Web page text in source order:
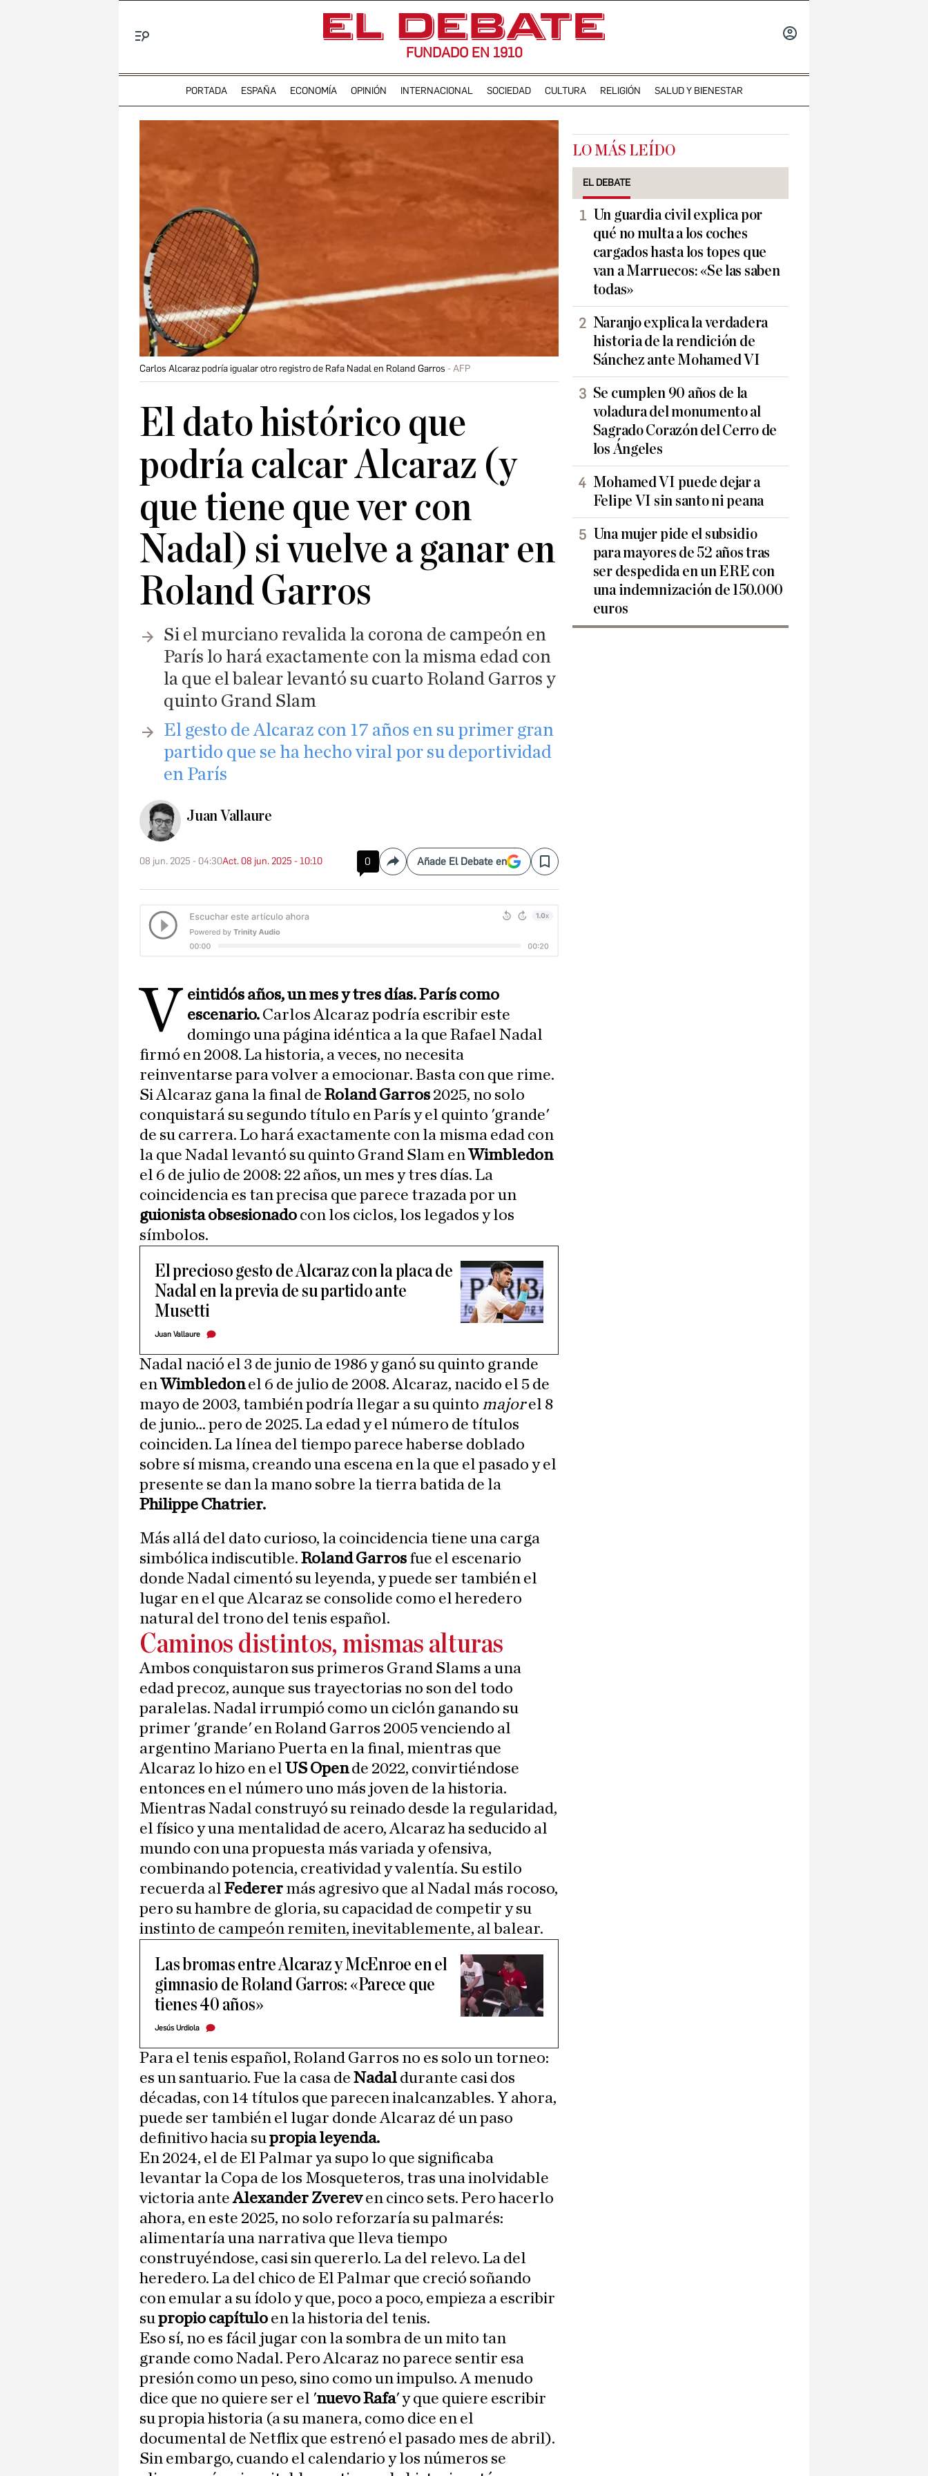
FUNDADO EN 1910
PORTADA ESPAÑA ECONOMÍA OPINIÓN INTERNACIONAL SOCIEDAD CULTURA RELIGIÓN SALUD Y BIENESTAR
Carlos Alcaraz podría igualar otro registro de Rafa Nadal en Roland Garros AFP
El dato histórico que
podría calcar Alcaraz (y
que tiene que ver con
Nadal) si vuelve a ganar en
Roland Garros
Si el murciano revalida la corona de campeón en
París lo hará exactamente con la misma edad con
la que el balear levantó su cuarto Roland Garros y
quinto Grand Slam
El gesto de Alcaraz con 17 años en su primer gran
partido que se ha hecho viral por su deportividad
en París
Juan Vallaure
08 jun. 2025 - 04:30Act. 08 jun. 2025 - 10:10 0 CompartirAñade El Debate en Save
V eintidós años, un mes y tres días. París como
escenario. Carlos Alcaraz podría escribir este
domingo una página idéntica a la que Rafael Nadal
firmó en 2008. La historia, a veces, no necesita
reinventarse para volver a emocionar. Basta con que rime.
Si Alcaraz gana la final de Roland Garros 2025, no solo
conquistará su segundo título en París y el quinto 'grande'
de su carrera. Lo hará exactamente con la misma edad con
la que Nadal levantó su quinto Grand Slam en Wimbledon
el 6 de julio de 2008: 22 años, un mes y tres días. La
coincidencia es tan precisa que parece trazada por un
guionista obsesionado con los ciclos, los legados y los
símbolos.
El precioso gesto de Alcaraz con la placa de
Nadal en la previa de su partido ante
Musetti
Juan Vallaure
Nadal nació el 3 de junio de 1986 y ganó su quinto grande
en Wimbledonel 6 de julio de 2008. Alcaraz, nacido el 5 de
mayo de 2003, también podría llegar a su quinto majorel 8
de junio... pero de 2025. La edad y el número de títulos
coinciden. La línea del tiempo parece haberse doblado
sobre sí misma, creando una escena en la que el pasado y el
presente se dan la mano sobre la tierra batida de la
Philippe Chatrier.
Más allá del dato curioso, la coincidencia tiene una carga
simbólica indiscutible. Roland Garros fue el escenario
donde Nadal cimentó su leyenda, y puede ser también el
lugar en el que Alcaraz se consolide como el heredero
natural del trono del tenis español.
Caminos distintos, mismas alturas
Ambos conquistaron sus primeros Grand Slams a una
edad precoz, aunque sus trayectorias no son del todo
paralelas. Nadal irrumpió como un ciclón ganando su
primer 'grande' en Roland Garros 2005 venciendo al
argentino Mariano Puerta en la final, mientras que
Alcaraz lo hizo en el US Opende 2022, convirtiéndose
entonces en el número uno más joven de la historia.
Mientras Nadal construyó su reinado desde la regularidad,
el físico y una mentalidad de acero, Alcaraz ha seducido al
mundo con una propuesta más variada y ofensiva,
combinando potencia, creatividad y valentía. Su estilo
recuerda al Federer más agresivo que al Nadal más rocoso,
pero su hambre de gloria, su capacidad de competir y su
instinto de campeón remiten, inevitablemente, al balear.
Las bromas entre Alcaraz y McEnroe en el
gimnasio de Roland Garros: «Parece que
tienes 40 años»
Jesús Urdiola
Para el tenis español, Roland Garros no es solo un torneo:
es un santuario. Fue la casa de Nadal durante casi dos
décadas, con 14 títulos que parecen inalcanzables. Y ahora,
puede ser también el lugar donde Alcaraz dé un paso
definitivo hacia supropia leyenda.
En 2024, el de El Palmar ya supo lo que significaba
levantar la Copa de los Mosqueteros, tras una inolvidable
victoria anteAlexander Zvereven cinco sets. Pero hacerlo
ahora, en este 2025, no solo reforzaría su palmarés:
alimentaría una narrativa que lleva tiempo
construyéndose, casi sin quererlo. La del relevo. La del
heredero. La del chico de El Palmar que creció soñando
con emular a su ídolo y que, poco a poco, empieza a escribir
supropio capítulo en la historia del tenis.
Eso sí, no es fácil jugar con la sombra de un mito tan
grande como Nadal. Pero Alcaraz no parece sentir esa
presión como un peso, sino como un impulso. A menudo
dice que no quiere ser el 'nuevo Rafa' y que quiere escribir
su propia historia (a su manera, como dice en el
documental de Netflix que estrenó el pasado mes de abril).
Sin embargo, cuando el calendario y los números se
LO MÁS LEÍDO
EL DEBATE
Un guardia civil explica por
qué no multa a los coches
cargados hasta los topes que
van a Marruecos: «Se las saben
todas»
Naranjo explica la verdadera
historia de la rendición de
Sánchez ante Mohamed VI
Se cumplen 90 años de la
voladura del monumento al
Sagrado Corazón del Cerro de
los Ángeles
Mohamed VI puede dejar a
Felipe VI sin santo ni peana
Una mujer pide el subsidio
para mayores de 52 años tras
ser despedida en un ERE con
una indemnización de 150.000
euros